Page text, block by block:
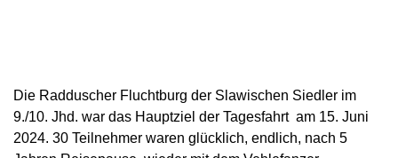
Die Radduscher Fluchtburg der Slawischen Siedler im
9./10. Jhd. war das Hauptziel der Tagesfahrt am 15. Juni
2024. 30 Teilnehmer waren glücklich, endlich, nach 5